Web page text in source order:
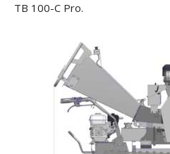
TB 100-C Pro.